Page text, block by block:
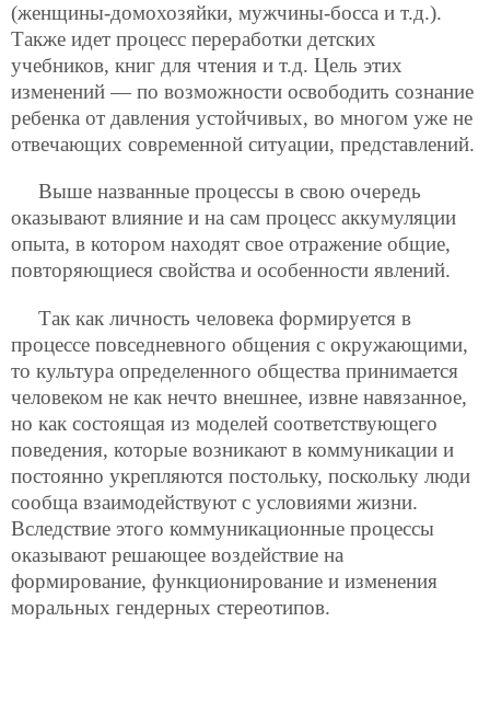
(женщины-домохозяйки, мужчины-босса и т.д.).
Также идет процесс переработки детских
учебников, книг для чтения и т.д. Цель этих
изменений — по возможности освободить сознание
ребенка от давления устойчивых, во многом уже не
отвечающих современной ситуации, представлений.
Выше названные процессы в свою очередь
оказывают влияние и на сам процесс аккумуляции
опыта, в котором находят свое отражение общие,
повторяющиеся свойства и особенности явлений.
Так как личность человека формируется в
процессе повседневного общения с окружающими,
то культура определенного общества принимается
человеком не как нечто внешнее, извне навязанное,
но как состоящая из моделей соответствующего
поведения, которые возникают в коммуникации и
постоянно укрепляются постольку, поскольку люди
сообща взаимодействуют с условиями жизни.
Вследствие этого коммуникационные процессы
оказывают решающее воздействие на
формирование, функционирование и изменения
моральных гендерных стереотипов.